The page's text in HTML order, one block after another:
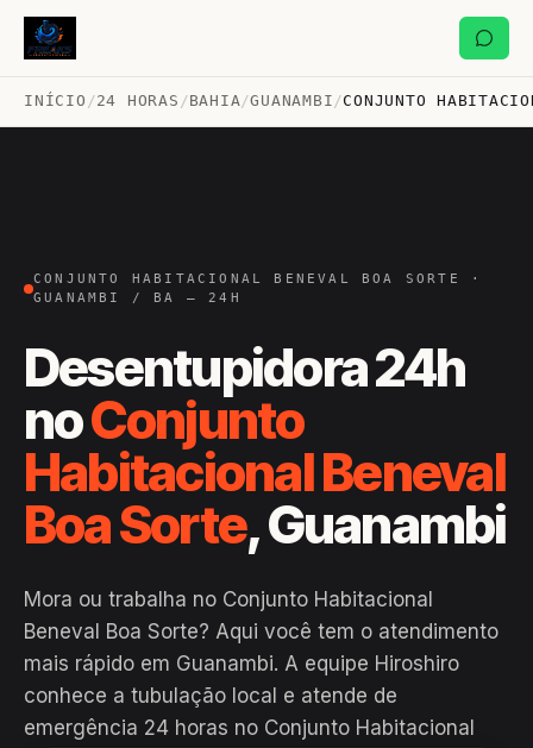
INÍCIO /24 HORAS /BAHIA/GUANAMBI /CONJUNTO
CONJUNTO HABITACIONAL BENEVAL BOA SORTE ·
GUANAMBI / BA — 24H
Desentupidora 24h
noConjunto
Habitacional Beneval
Boa Sorte, Guanambi
Mora ou trabalha no Conjunto Habitacional
Beneval Boa Sorte? Aqui você tem o atendimento
mais rápido em Guanambi. A equipe Hiroshiro
conhece a tubulação local e atende de
emergência 24 horas no Conjunto Habitacional